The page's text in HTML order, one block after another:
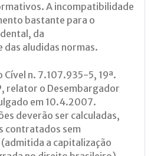
A incompatibilidade
bastante para o
da
aludidas normas.
Cível n. 7.107.935-5, 19ª.
relator o Desembargador
em 10.4.2007.
deverão ser calculadas,
contratados sem
a capitalização